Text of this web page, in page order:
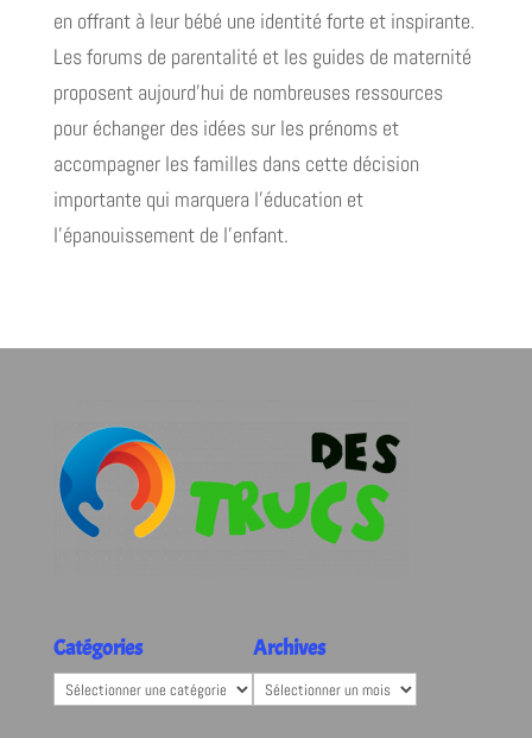
en offrant à leur bébé une identité forte et inspirante.
Les forums de parentalité et les guides de maternité
proposent aujourd'hui de nombreuses ressources
pour échanger des idées sur les prénoms et
accompagner les familles dans cette décision
importante qui marquera l'éducation et
l'épanouissement de l'enfant.
Catégories
Catégories
Archives
Archives